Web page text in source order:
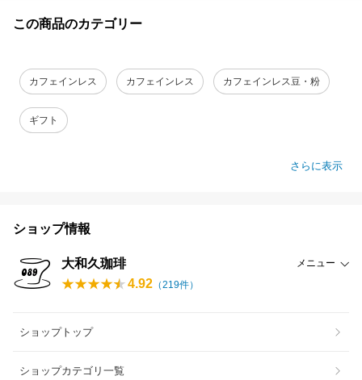
この商品のカテゴリー
カフェインレス カフェインレス カフェインレス豆・粉
ギフト
さらに表示
ショップ情報
大和久珈琲 メニュー
4.92 （219件）
ショップトップ
ショップカテゴリ一覧